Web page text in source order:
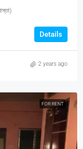
Details
2 years ago
FOR RENT